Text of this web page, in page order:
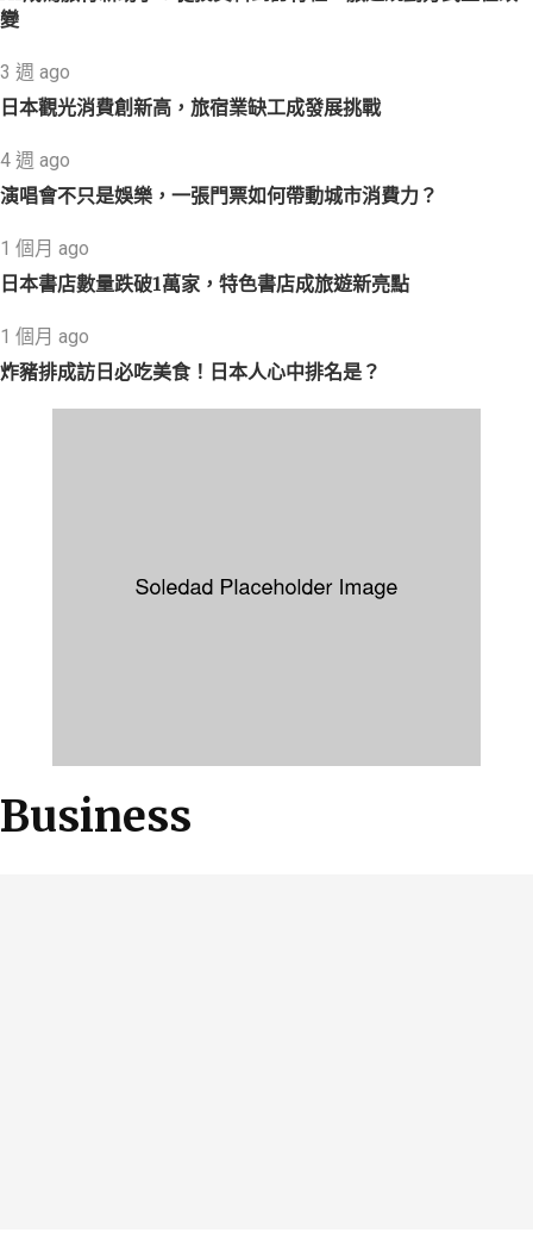
變
3 週 ago
日本觀光消費創新高，旅宿業缺工成發展挑戰
4 週 ago
演唱會不只是娛樂，一張門票如何帶動城市消費力？
1 個月 ago
日本書店數量跌破1萬家，特色書店成旅遊新亮點
1 個月 ago
炸豬排成訪日必吃美食！日本人心中排名是？
Business